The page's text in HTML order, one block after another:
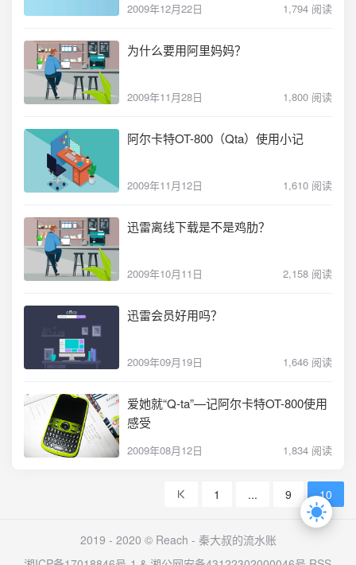
2009年12月22日 1,794 阅读
为什么要用阿里妈妈？
2009年11月28日 1,800 阅读
阿尔卡特OT-800（Qta）使用小记
2009年11月12日 1,610 阅读
迅雷离线下载是不是鸡肋？
2009年10月11日 2,158 阅读
迅雷会员好用吗？
2009年09月19日 1,646 阅读
爱她就“Q-ta”—记阿尔卡特OT-800使用
感受
2009年08月12日 1,834 阅读
1 ... 9 10
2019 - 2020 © Reach - 秦大叔的流水账